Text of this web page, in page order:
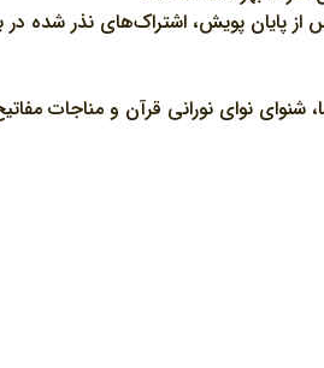
گذشته و پس از پایان پویش، اشتراک‌های
نوای نورانی قرآن و مناجات